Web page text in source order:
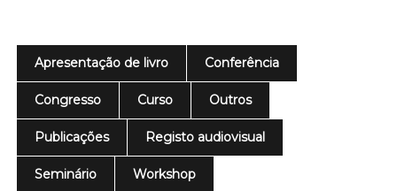
Apresentação de livro Conferência
Congresso Curso Outros
Publicações Registo audiovisual
Seminário Workshop